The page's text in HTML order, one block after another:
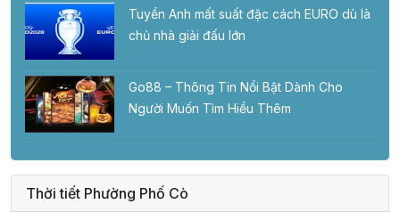
Tuyển Anh mất suất đặc cách EURO dù là
chủ nhà giải đấu lớn
Go88 – Thông Tin Nổi Bật Dành Cho
Người Muốn Tìm Hiểu Thêm
Thời tiết Phường Phố Cò